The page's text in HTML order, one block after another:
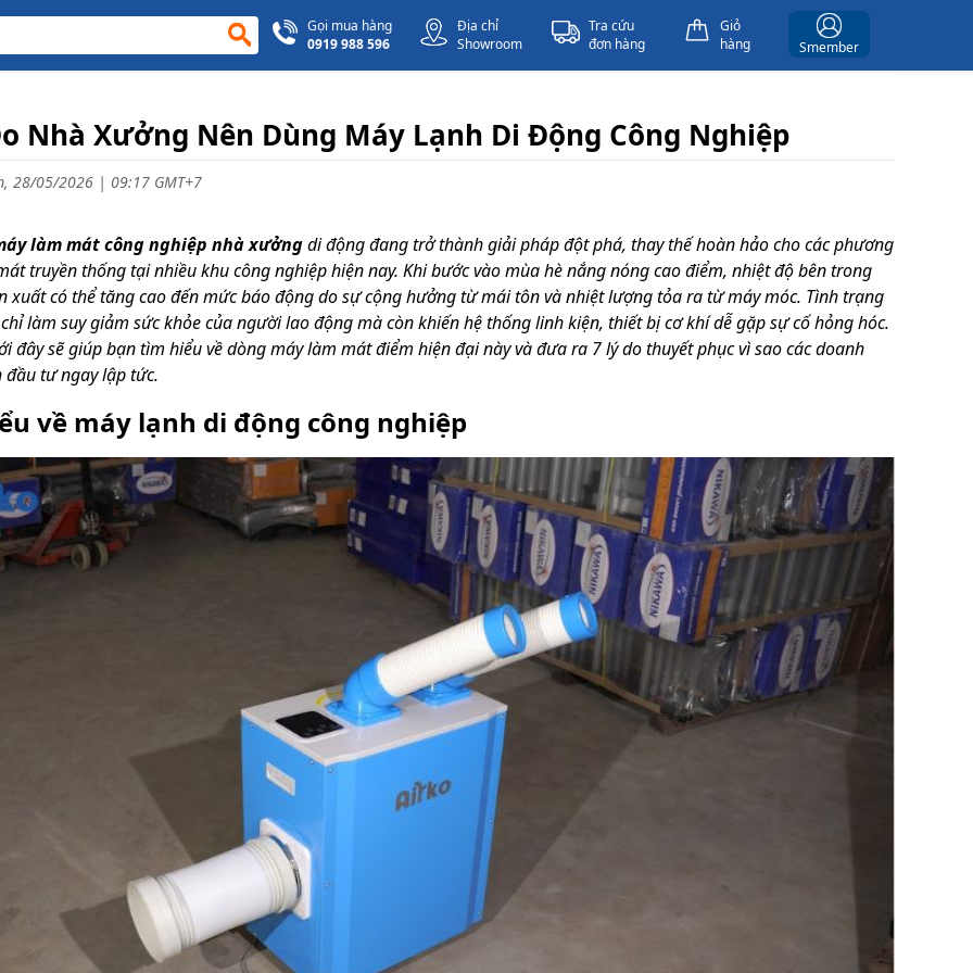
Gọi mua hàng
0919 988 596
Địa chỉ
Showroom
Tra cứu
đơn hàng
Giỏ
hàng
Smember
Nhà Xưởng Nên Dùng Máy Lạnh Di Động Công Nghiệp
28/05/2026 | 09:17 GMT+7
làm mát công nghiệp nhà xưởngdi động đang trở thành giải pháp đột phá, thay thế hoàn hảo cho các phương
truyền thống tại nhiều khu công nghiệp hiện nay. Khi bước vào mùa hè nắng nóng cao điểm, nhiệt độ bên trong
xuất có thể tăng cao đến mức báo động do sự cộng hưởng từ mái tôn và nhiệt lượng tỏa ra từ máy móc. Tình trạng
làm suy giảm sức khỏe của người lao động mà còn khiến hệ thống linh kiện, thiết bị cơ khí dễ gặp sự cố hỏng hóc.
đây sẽ giúp bạn tìm hiểu về dòng máy làm mát điểm hiện đại này và đưa ra 7 lý do thuyết phục vì sao các doanh
đầu tư ngay lập tức.
về máy lạnh di động công nghiệp